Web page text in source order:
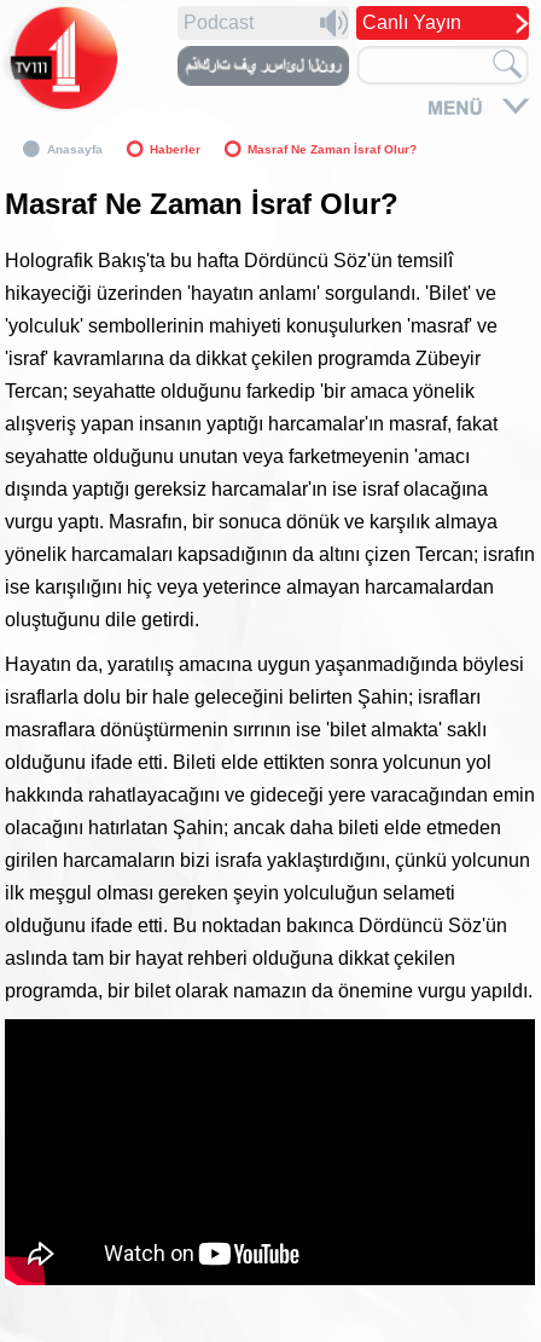
Canlı Yayın
Podcast
Anasayfa Haberler Masraf Ne Zaman İsraf Olur?
Masraf Ne Zaman İsraf Olur?
Holografik Bakış'ta bu hafta Dördüncü Söz'ün temsilî
hikayeciği üzerinden 'hayatın anlamı' sorgulandı. 'Bilet' ve
'yolculuk' sembollerinin mahiyeti konuşulurken 'masraf' ve
'israf' kavramlarına da dikkat çekilen programda Zübeyir
Tercan; seyahatte olduğunu farkedip 'bir amaca yönelik
alışveriş yapan insanın yaptığı harcamalar'ın masraf, fakat
seyahatte olduğunu unutan veya farketmeyenin 'amacı
dışında yaptığı gereksiz harcamalar'ın ise israf olacağına
vurgu yaptı. Masrafın, bir sonuca dönük ve karşılık almaya
yönelik harcamaları kapsadığının da altını çizen Tercan; israfın
ise karışılığını hiç veya yeterince almayan harcamalardan
oluştuğunu dile getirdi.
Hayatın da, yaratılış amacına uygun yaşanmadığında böylesi
israflarla dolu bir hale geleceğini belirten Şahin; israfları
masraflara dönüştürmenin sırrının ise 'bilet almakta' saklı
olduğunu ifade etti. Bileti elde ettikten sonra yolcunun yol
hakkında rahatlayacağını ve gideceği yere varacağından emin
olacağını hatırlatan Şahin; ancak daha bileti elde etmeden
girilen harcamaların bizi israfa yaklaştırdığını, çünkü yolcunun
ilk meşgul olması gereken şeyin yolculuğun selameti
olduğunu ifade etti. Bu noktadan bakınca Dördüncü Söz'ün
aslında tam bir hayat rehberi olduğuna dikkat çekilen
programda, bir bilet olarak namazın da önemine vurgu yapıldı.